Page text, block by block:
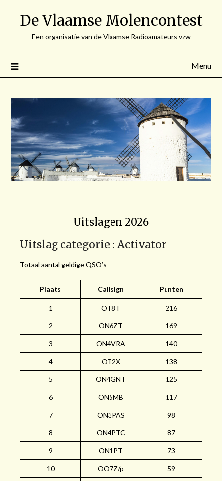
De Vlaamse Molencontest
Een organisatie van de Vlaamse Radioamateurs vzw
Menu
Uitslagen 2026
Uitslag categorie : Activator
Totaal aantal geldige QSO’s
Plaats Callsign Punten
1 OT8T 216
2 ON6ZT 169
3 ON4VRA 140
4 OT2X 138
5 ON4GNT 125
6 ON5MB 117
7 ON3PAS 98
8 ON4PTC 87
9 ON1PT 73
10 OO7Z/p 59